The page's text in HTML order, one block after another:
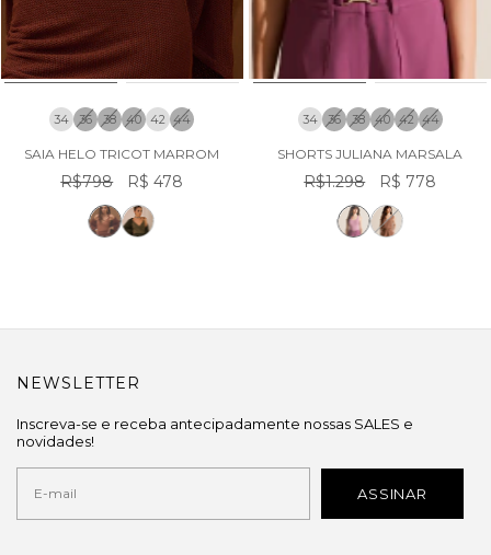
34 36 38 40 42 44
SAIA HELO TRICOT MARROM
R$798 R$ 478
34 36 38 40 42 44
SHORTS JULIANA MARSALA
R$1.298 R$ 778
NEWSLETTER
Inscreva-se e receba antecipadamente nossas SALES e
novidades!